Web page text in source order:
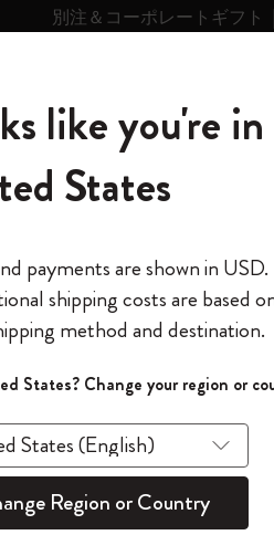
別注＆コーポレートギフト
」コレ
レク
ショ
ョン
レク
の世界
サブカテゴリ
ール
キンの世界へようこ
ルアドレス
ワード
デバイスで情報を保存する
ログイン
無料
クラシック
ソフトカバー, ハ
¥ 3,960
モレスキンの世界へようこそ
今すぐ会員登録して、コ
」を入力すると
文が10%オフ＋送料無料に
。セール・アウトレット
適用外。
like you're in
States
payments are shown in USD.
shipping costs are based
method and destination.
States? Change your region or
Region or Country